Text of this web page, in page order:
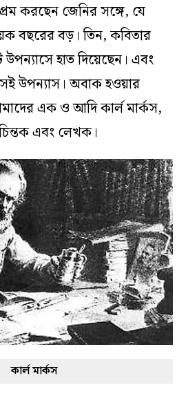
করছেন জেনির সঙ্গে, যে
বছরের বড়। তিন, কবিতার
উপন্যাসে হাত দিয়েছেন। এবং
উপন্যাস। অবাক হওয়ার
এক ও আদি কার্ল মার্কস,
এবং লেখক।
কার্ল মার্কস